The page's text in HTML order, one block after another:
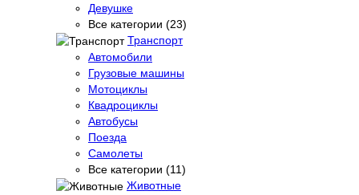
Девушке
Все категории (23)
Транспорт
Автомобили
Грузовые машины
Мотоциклы
Квадроциклы
Автобусы
Поезда
Самолеты
Все категории (11)
Животные